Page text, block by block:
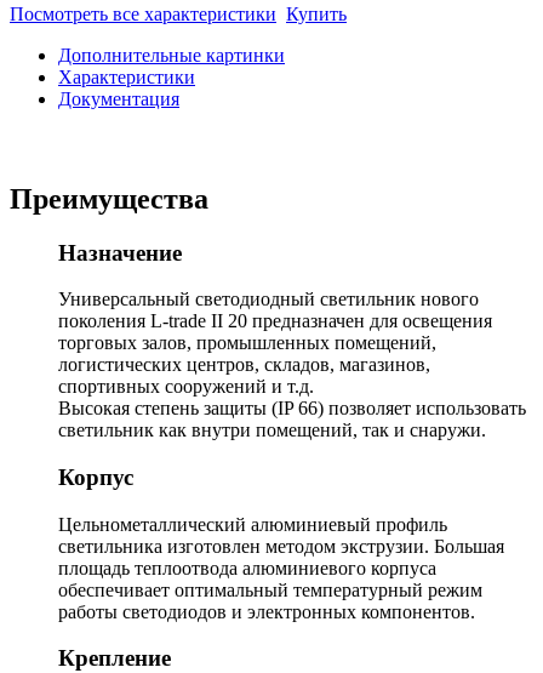
Посмотреть все характеристики Купить
Дополнительные картинки
Характеристики
Документация
Преимущества
Назначение
Универсальный светодиодный светильник нового
поколения L-trade II 20 предназначен для освещения
торговых залов, промышленных помещений,
логистических центров, складов, магазинов,
спортивных сооружений и т.д.
Высокая степень защиты (IP 66) позволяет использовать
светильник как внутри помещений, так и снаружи.
Корпус
Цельнометаллический алюминиевый профиль
светильника изготовлен методом экструзии. Большая
площадь теплоотвода алюминиевого корпуса
обеспечивает оптимальный температурный режим
работы светодиодов и электронных компонентов.
Крепление